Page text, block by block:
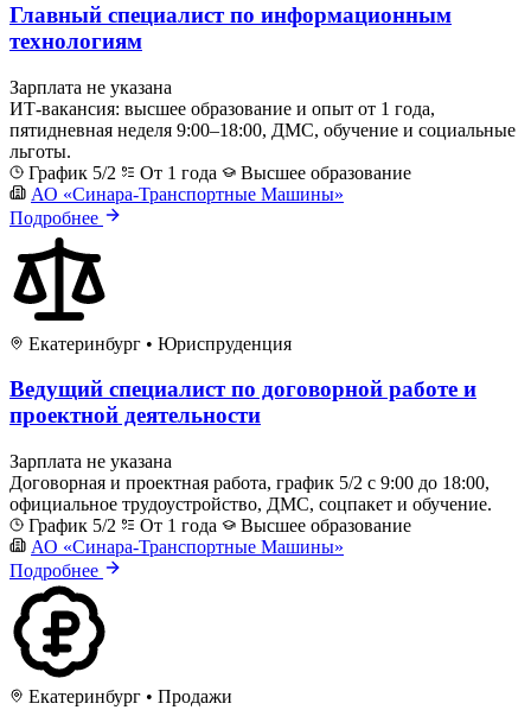
Главный специалист по информационным
технологиям
Зарплата не указана
ИТ-вакансия: высшее образование и опыт от 1 года,
пятидневная неделя 9:00–18:00, ДМС, обучение и социальные
льготы.
График 5/2
От 1 года
Высшее образование
АО «Синара-Транспортные Машины»
Подробнее
Екатеринбург • Юриспруденция
Ведущий специалист по договорной работе и
проектной деятельности
Зарплата не указана
Договорная и проектная работа, график 5/2 с 9:00 до 18:00,
официальное трудоустройство, ДМС, соцпакет и обучение.
График 5/2
От 1 года
Высшее образование
АО «Синара-Транспортные Машины»
Подробнее
Екатеринбург • Продажи